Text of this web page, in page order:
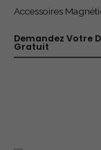
Accessoires
Demandez Votre
Gratuit